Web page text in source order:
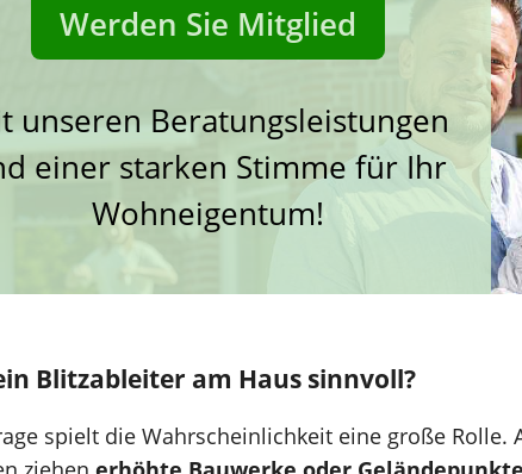
Werden Sie Mitglied
unseren Beratungsleistungen
einer starken Stimme für Ihr
Wohneigentum!
Blitzableiter am Haus sinnvoll?
spielt die Wahrscheinlichkeit eine große